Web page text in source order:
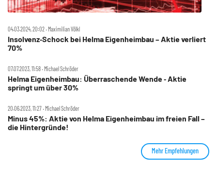
04.03.2024, 20:02 ‧ Maximilian Völkl
Insolvenz‑Schock bei Helma Eigenheimbau – Aktie verliert
70%
07.07.2023, 11:58 ‧ Michael Schröder
Helma Eigenheimbau: Überraschende Wende ‑ Aktie
springt um über 30%
20.06.2023, 11:27 ‧ Michael Schröder
Minus 45%: Aktie von Helma Eigenheimbau im freien Fall –
die Hintergründe!
Mehr Empfehlungen